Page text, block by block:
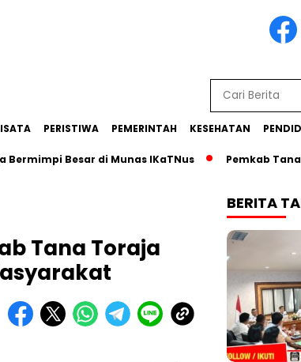
PERISTIWA PEMERINTAH KESEHATAN
Besar di Munas IKaTNus Pemkab Tana
Tana Toraja
BERITA